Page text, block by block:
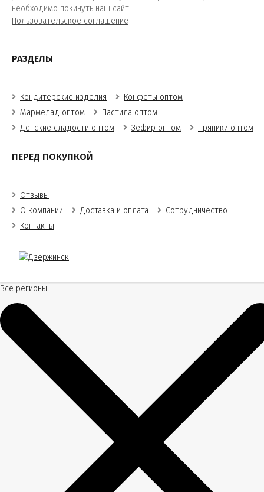
необходимо покинуть наш сайт.
Пользовательское соглашение
РАЗДЕЛЫ
Кондитерские изделия
Конфеты оптом
Мармелад оптом
Пастила оптом
Детские сладости оптом
Зефир оптом Пряники оптом
ПЕРЕД ПОКУПКОЙ
Отзывы
О компании
Доставка и оплата
Сотрудничество
Контакты
Все регионы